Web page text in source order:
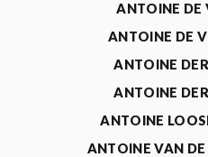
ANTOINE DE
ANTOINE DE
ANTOINE
ANTOINE
ANTOINE
ANTOINE VAN DE